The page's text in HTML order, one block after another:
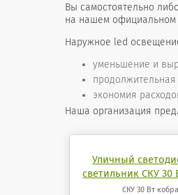
Вы самостоятельно
на нашем официальном
Наружное led
уменьшение и
экономия
Наша организация
Уличный
светильник СКУ 30
СКУ 30 Вт кобра